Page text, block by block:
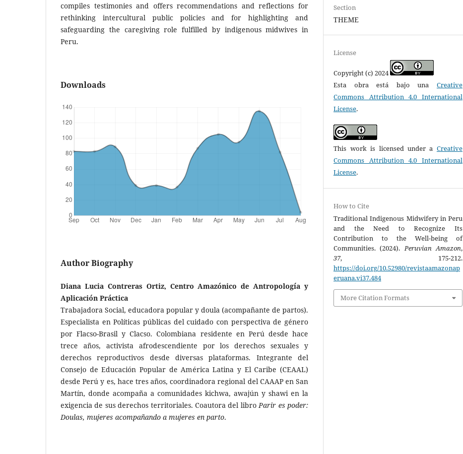
compiles testimonies and offers recommendations and reflections for
rethinking intercultural public policies and for highlighting and
safeguarding the caregiving role fulfilled by indigenous midwives in
Peru.
Downloads
Author Biography
Diana Lucia Contreras Ortiz, Centro Amazónico de Antropología y
Aplicación Práctica
Trabajadora Social, educadora popular y doula (acompañante de par­tos).
Especialista en Políticas públicas del cuidado con perspectiva de gé­nero
por Flacso-Brasil y Clacso. Colombiana residente en Perú desde hace
trece años, activista afrodescendiente por los derechos sexuales y
derechos reproductivos desde diversas plataformas. Integrante del
Consejo de Edu­cación Popular de América Latina y El Caribe (CEAAL)
desde Perú y es, hace tres años, coordinadora regional del CAAAP en San
Martín, donde acompaña a comunidades kichwa, awajún y shawi en la
exigencia de sus derechos territoriales. Coautora del libroParir es poder:
Doulas, mujeres acompañando a mujeres en parto.
Section
THEME
License
Copyright (c) 2024
Esta obra está bajo una Creative
Commons Attribution 4.0 International
License.
This work is licensed under a Creative
Commons Attribution 4.0 International
License.
How to Cite
Traditional Indigenous Midwifery in Peru
and the Need to Recognize Its
Contribution to the Well-being of
Communities. (2024).Peruvian Amazon,
37, 175-212.
https://doi.org/10.52980/revistaamazonap
eruana.vi37.484
More Citation Formats